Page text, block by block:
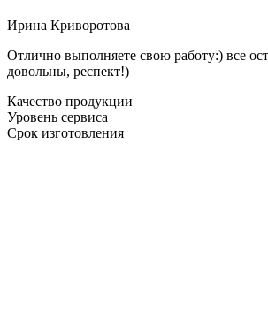
Ирина Криворотова
Отлично выполняете свою работу:) все
довольны, респект!)
Качество продукции
Уровень сервиса
Срок изготовления